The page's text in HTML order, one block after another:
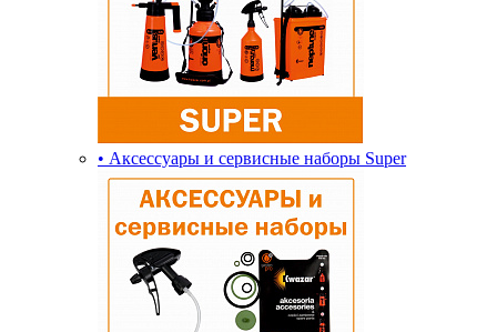
• Аксессуары и сервисные наборы Super